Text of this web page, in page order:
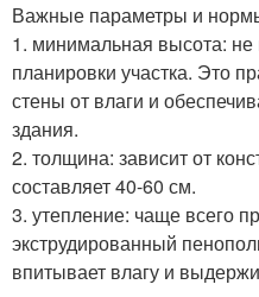
Важные параметры и
1. минимальная высота:
планировки участка. Это
стены от влаги и
здания.
2. толщина: зависит от
составляет 40-60 см.
3. утепление: чаще всего
экструдированный
впитывает влагу и